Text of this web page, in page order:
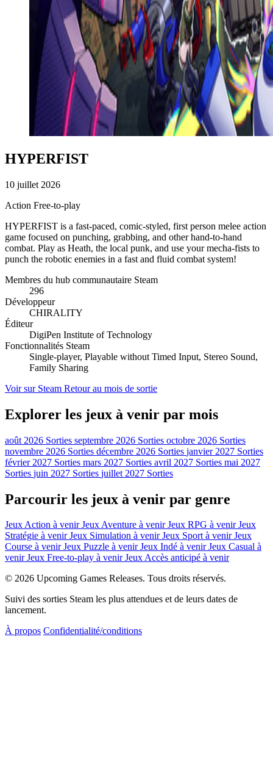
HYPERFIST
10 juillet 2026
Action Free-to-play
HYPERFIST is a fast-paced, comic-styled, first person melee action
game focused on punching, grabbing, and other hand-to-hand
combat. Play as Heath, the local punk, and use your mecha-fists to
punch the robotic enemies in a fast and fluid combat system!
Membres du hub communautaire Steam
296
Développeur
CHIRALITY
Éditeur
DigiPen Institute of Technology
Fonctionnalités Steam
Single-player, Playable without Timed Input, Stereo Sound,
Family Sharing
Voir sur Steam Retour au mois de sortie
Explorer les jeux à venir par mois
août 2026 Sorties septembre 2026 Sorties octobre 2026 Sorties
novembre 2026 Sorties décembre 2026 Sorties janvier 2027 Sorties
février 2027 Sorties mars 2027 Sorties avril 2027 Sorties mai 2027
Sorties juin 2027 Sorties juillet 2027 Sorties
Parcourir les jeux à venir par genre
Jeux Action à venirJeux Aventure à venirJeux RPG à venirJeux
Stratégie à venirJeux Simulation à venirJeux Sport à venirJeux
Course à venirJeux Puzzle à venirJeux Indé à venirJeux Casual à
venirJeux Free-to-play à venirJeux Accès anticipé à venir
© 2026 Upcoming Games Releases. Tous droits réservés.
Suivi des sorties Steam les plus attendues et de leurs dates de
lancement.
À propos Confidentialité/conditions